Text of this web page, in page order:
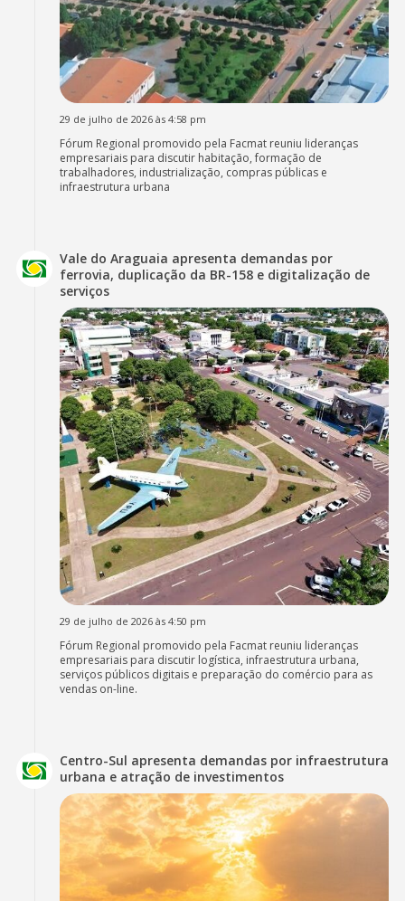
29 de julho de 2026 às 4:58 pm
Fórum Regional promovido pela Facmat reuniu lideranças
empresariais para discutir habitação, formação de
trabalhadores, industrialização, compras públicas e
infraestrutura urbana
Vale do Araguaia apresenta demandas por
ferrovia, duplicação da BR-158 e digitalização de
serviços
29 de julho de 2026 às 4:50 pm
Fórum Regional promovido pela Facmat reuniu lideranças
empresariais para discutir logística, infraestrutura urbana,
serviços públicos digitais e preparação do comércio para as
vendas on-line.
Centro-Sul apresenta demandas por infraestrutura
urbana e atração de investimentos